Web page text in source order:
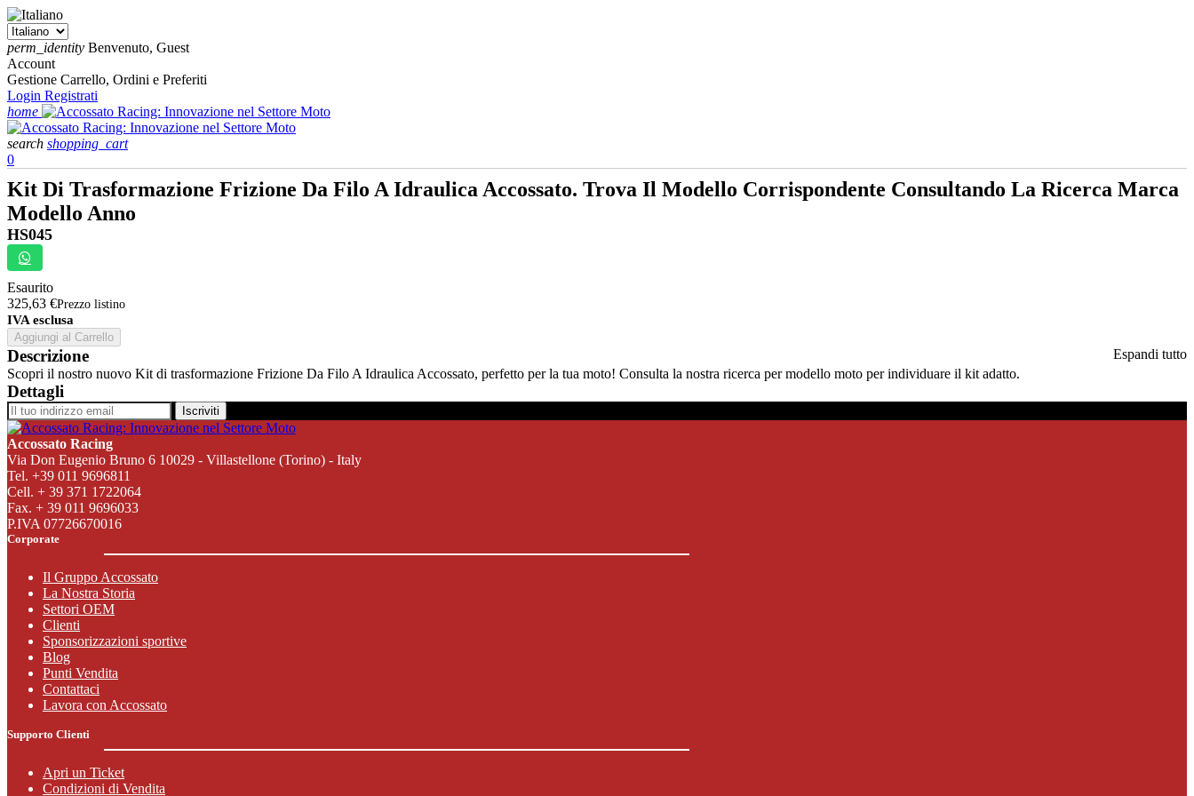
perm_identity Benvenuto, Guest
Account
Gestione Carrello, Ordini e Preferiti
Login Registrati
home
search shopping_cart
0
Kit Di Trasformazione Frizione Da Filo A Idraulica Accossato. Trova Il Modello Corrispondente Consultando La Ricerca Marca
Modello Anno
HS045
Esaurito
325,63 €Prezzo listino
IVA esclusa
Aggiungi al Carrello
Espandi tutto
Descrizione
Scopri il nostro nuovo Kit di trasformazione Frizione Da Filo A Idraulica Accossato, perfetto per la tua moto! Consulta la nostra ricerca per modello moto per individuare il kit adatto.
Dettagli
Iscriviti
Accossato Racing
Via Don Eugenio Bruno 6 10029 - Villastellone (Torino) - Italy
Tel. +39 011 9696811
Cell. + 39 371 1722064
Fax. + 39 011 9696033
P.IVA 07726670016
Corporate
Il Gruppo Accossato
La Nostra Storia
Settori OEM
Clienti
Sponsorizzazioni sportive
Blog
Punti Vendita
Contattaci
Lavora con Accossato
Supporto Clienti
Apri un Ticket
Condizioni di Vendita